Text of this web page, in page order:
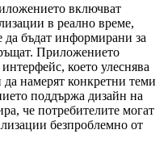
включват
в реално време,
да бъдат информирани за
Приложението
което улеснява
да намерят конкретни теми
поддържа дизайн на
че потребителите могат
безпроблемно от